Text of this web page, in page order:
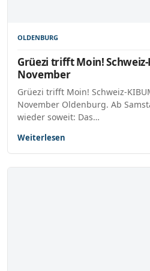
OLDENBURG
Grüezi trifft Moin!
November
Grüezi trifft Moin! Schweiz-
November Oldenburg. Ab
wieder soweit: Das…
Weiterlesen